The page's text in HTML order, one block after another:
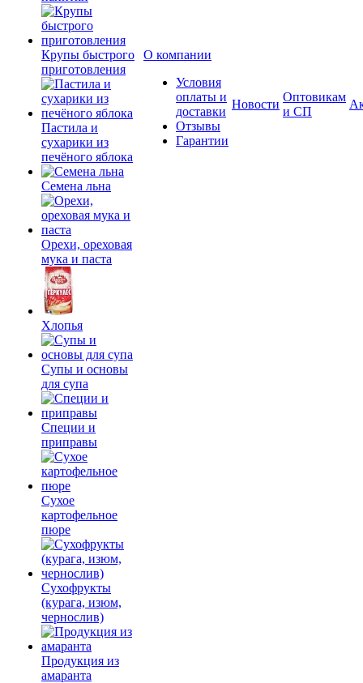
Крупы быстрого
приготовления
Пастила и
сухарики из
печёного яблока
Семена льна
Орехи, ореховая
мука и паста
Хлопья
Супы и основы
для супа
Специи и
приправы
Сухое
картофельное
пюре
Сухофрукты
(курага, изюм,
чернослив)
Продукция из
амаранта
О компании
Условия
оплаты и
доставки
Отзывы
Гарантии
Новости
Оптовикам
и СП